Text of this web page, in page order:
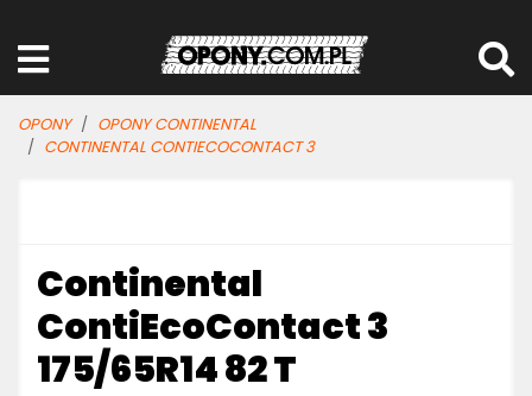
OPONY
OPONY CONTINENTAL
CONTINENTAL CONTIECOCONTACT 3
Continental
ContiEcoContact 3
175/65R14 82 T